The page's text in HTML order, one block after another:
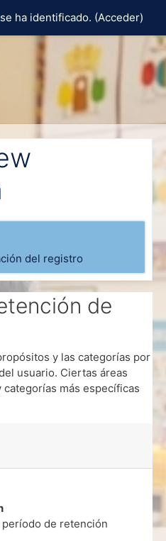
ha identificado. (Acceder)
del registro
de
y las categorías por
usuario. Ciertas áreas
más específicas
de retención